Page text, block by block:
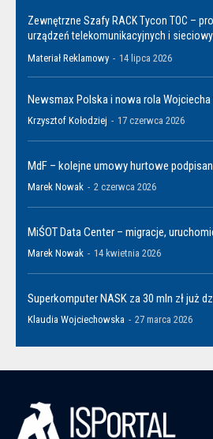
Zewnętrzne Szafy RACK Tycon TOC –
urządzeń telekomunikacyjnych i
Materiał Reklamowy - 14 lipca 2026
Newsmax Polska i nowa rola Wojciecha
Krzysztof Kołodziej - 17 czerwca 2026
MdF – kolejne umowy hurtowe
Marek Nowak - 2 czerwca 2026
MiŚOT Data Center – migracje,
Marek Nowak - 14 kwietnia 2026
Superkomputer NASK za 30 mln zł już
Klaudia Wojciechowska - 27 marca 2026